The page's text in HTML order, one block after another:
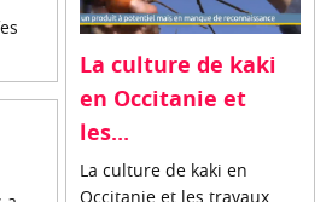
La culture de kaki
en Occitanie et
les...
La culture de kaki en
Occitanie et les travaux